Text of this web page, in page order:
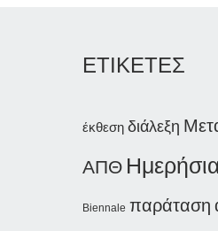
ΕΤΙΚΕΤΕΣ
έκθεση διάλεξη
ΑΠΘ
Biennale παράταση